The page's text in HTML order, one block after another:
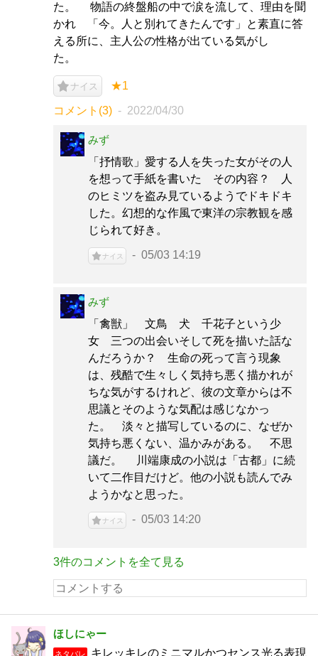
た。 物語の終盤船の中で涙を流して、理由を聞
かれ 「今。人と別れてきたんです」と素直に答
える所に、主人公の性格が出ている気がし
た。
ナイス ★1
コメント(3) 2022/04/30
みず
「抒情歌」愛する人を失った女がその人
を想って手紙を書いた その内容？ 人
のヒミツを盗み見ているようでドキドキ
した。幻想的な作風で東洋の宗教観を感
じられて好き。
ナイス 05/03 14:19
みず
「禽獣」 文鳥 犬 千花子という少
女 三つの出会いそして死を描いた話な
んだろうか？ 生命の死って言う現象
は、残酷で生々しく気持ち悪く描かれが
ちな気がするけれど、彼の文章からは不
思議とそのような気配は感じなかっ
た。 淡々と描写しているのに、なぜか
気持ち悪くない、温かみがある。 不思
議だ。 川端康成の小説は「古都」に続
いて二作目だけど。他の小説も読んでみ
ようかなと思った。
ナイス 05/03 14:20
3件のコメントを全て見る
ほしにゃー
ネタバレ
キレッキレのミニマルかつセンス光る表現